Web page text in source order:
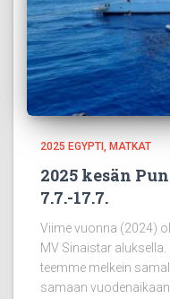
2025 EGYPTI MATKAT
2025 kesän
7.7.-17.7.
Viime vuonna (2024)
MV Sinaistar
teemme melkein
samaan